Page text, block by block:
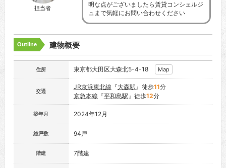
担当者
明な点がございましたら賃貸コンシェルジ
ュまで気軽にお問い合わせください
Outline 建物概要
住所 東京都大田区大森北5-4-18 Map
交通
JR京浜東北線 『大森駅』徒歩11分
京急本線 『平和島駅』徒歩12分
築年月 2024年12月
総戸数 94戸
階建 7階建